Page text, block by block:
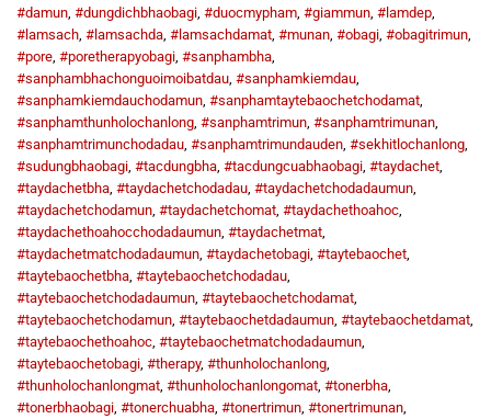
#damun #dungdichbhaobagi #duocmypham #giammun #lamdep
#lamsach #lamsachda #lamsachdamat #munan #obagi #obagitrimun
#pore #poretherapyobagi #sanphambha
#sanphambhachonguoimoibatdau #sanphamkiemdau
#sanphamkiemdauchodamun #sanphamtaytebaochetchodamat
#sanphamthunholochanlong #sanphamtrimun #sanphamtrimunan
#sanphamtrimunchodadau #sanphamtrimundauden #sekhitlochanlong
#sudungbhaobagi #tacdungbha #tacdungcuabhaobagi #taydachet
#taydachetbha #taydachetchodadau #taydachetchodadaumun
#taydachetchodamun #taydachetchomat #taydachethoahoc
#taydachethoahocchodadaumun #taydachetmat
#taydachetmatchodadaumun #taydachetobagi #taytebaochet
#taytebaochetbha #taytebaochetchodadau
#taytebaochetchodadaumun #taytebaochetchodamat
#taytebaochetchodamun #taytebaochetdadaumun #taytebaochetdamat
#taytebaochethoahoc #taytebaochetmatchodadaumun
#taytebaochetobagi #therapy, #thunholochanlong
#thunholochanlongmat #thunholochanlongomat #tonerbha
#tonerbhaobagi #tonerchuabha #tonertrimun #tonertrimunan